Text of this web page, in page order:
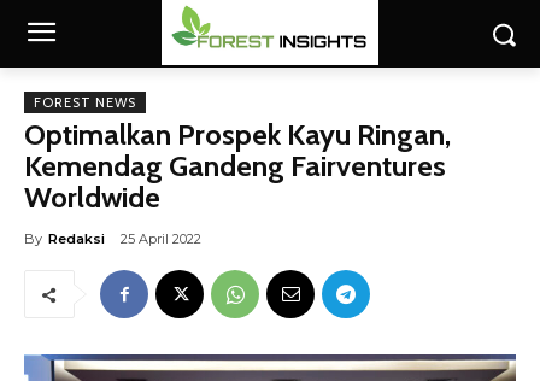
FOREST NEWS
Optimalkan Prospek Kayu Ringan,
Kemendag Gandeng Fairventures
Worldwide
By Redaksi 25 April 2022